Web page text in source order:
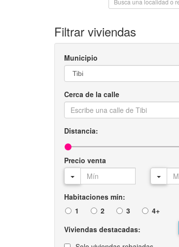
Filtrar viviendas
Municipio
Cerca de la calle
Distancia:
Precio venta
Habitaciones mín:
1
2 3 4+
Viviendas destacadas: